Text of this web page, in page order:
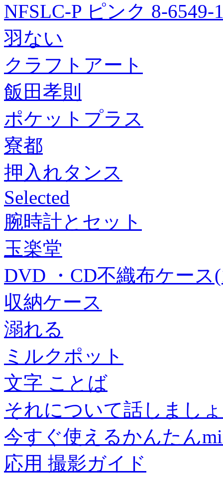
NFSLC-P ピンク 8-6549-
羽ない
クラフトアート
飯田孝則
ポケットプラス
寮都
押入れタンス
Selected
腕時計とセット
玉楽堂
DVD ・CD不織布ケース
収納ケース
溺れる
ミルクポット
文字 ことば
それについて話しまし
今すぐ使えるかんたん
応用 撮影ガイド